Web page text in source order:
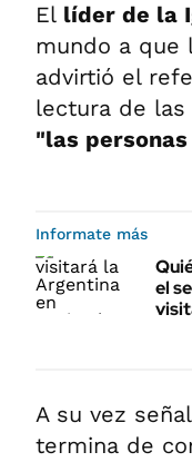
El líder de la
mundo a que
advirtió el
lectura de las
"las
Informate más
el
A su vez
termina de